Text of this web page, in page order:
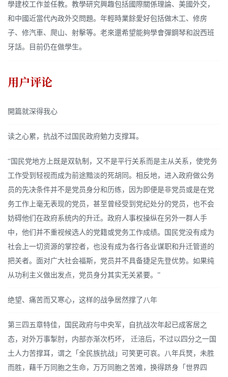
學建校工作並任教。教學研究興趣包括國際關係理論、美國外交，
和中國近當代內政外交問題。年輕時業餘愛好包括做木工、修房
子、修汽車、爬山、射擊等。老來還希望能夠學會彈鋼琴和說西班
牙話。目前仍在做學生。
用户评论
開篇就深得我心
读之心累，抗战不过国民政府勉力支撑耳。
“国民党地方上既是双轨制，又不是平行关系而是主从关系，使党务
工作受到轻视而成为前途黯淡的死胡同。相反地，进入政府做公务
员的先决条件并不是党员身分和历练，因为即便是非党员或是在党
务工作上毫无表现的党员，甚至曾经受到党纪处分的党员，也不会
妨碍他们在政府系统内的升迁。政府人事权操纵在另外一群人手
中，他们并不重视候选人的党籍或党务工作成绩。国民党没有成为
社会上一切资源的掌控者，也没有成为各行各业谋职和升迁管道的
把关者。面对广大社会福斯，党员并不具备捷足先登优势。如果纯
从功利主义做出发点，党员身分其实无关紧要。”
绝望、痛苦而又寒心，这样的战争居然撑了八年
第三四五章特佳，国民政府与中央军，自抗战次年起已成客居之
态，对外万事掣肘，内部亦渐次朽坏， 迁涪后，不过以四分之一国
土人力苦撑耳，谓之「全民族抗战」可笑更可哀。八年兵燹，未胜
而胜，藉千万同胞之生命，万万同胞之苦难，换得跻身「世界四